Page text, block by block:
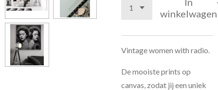
winkelwagen
Vintage women with radio.
De mooiste prints op
canvas, zodat jij een uniek